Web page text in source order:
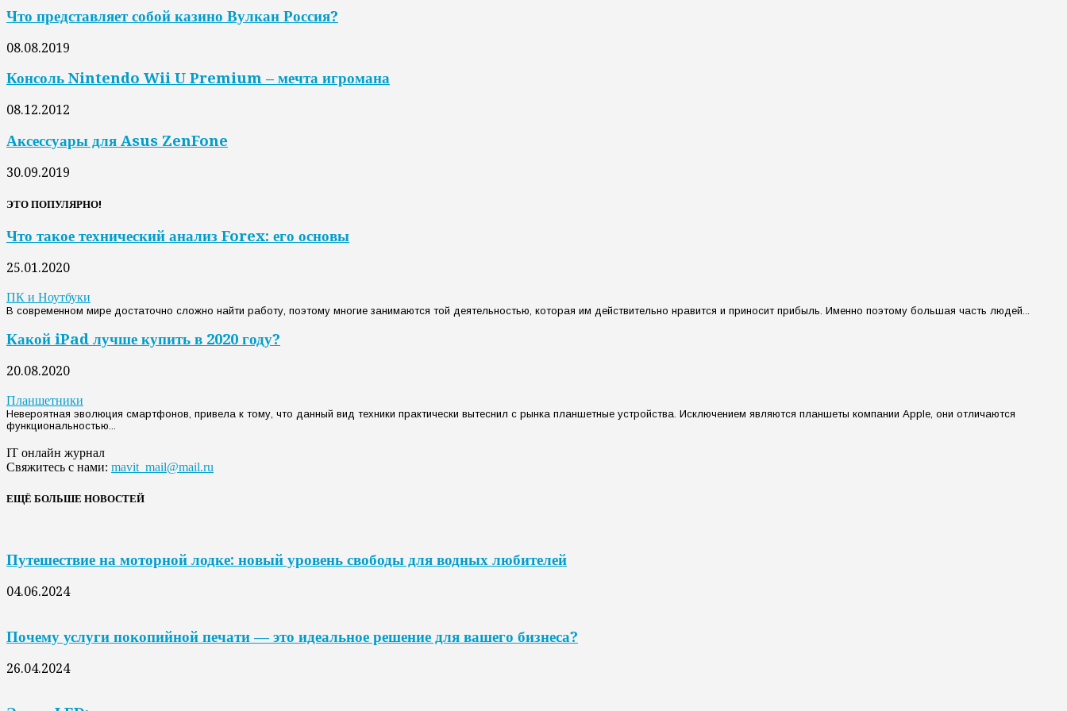
Что представляет собой казино Вулкан Россия?
08.08.2019
Консоль Nintendo Wii U Premium – мечта игромана
08.12.2012
Аксессуары для Asus ZenFone
30.09.2019
ЭТО ПОПУЛЯРНО!
Что такое технический анализ Forex: его основы
25.01.2020
ПК и Ноутбуки
В современном мире достаточно сложно найти работу, поэтому многие занимаются той деятельностью, которая им действительно нравится и приносит прибыль. Именно поэтому большая часть людей...
Какой iPad лучше купить в 2020 году?
20.08.2020
Планшетники
Невероятная эволюция смартфонов, привела к тому, что данный вид техники практически вытеснил с рынка планшетные устройства. Исключением являются планшеты компании Apple, они отличаются
функциональностью...
IT онлайн журнал
Свяжитесь с нами: mavit_mail@mail.ru
ЕЩЁ БОЛЬШЕ НОВОСТЕЙ
Путешествие на моторной лодке: новый уровень свободы для водных любителей
04.06.2024
Почему услуги покопийной печати — это идеальное решение для вашего бизнеса?
26.04.2024